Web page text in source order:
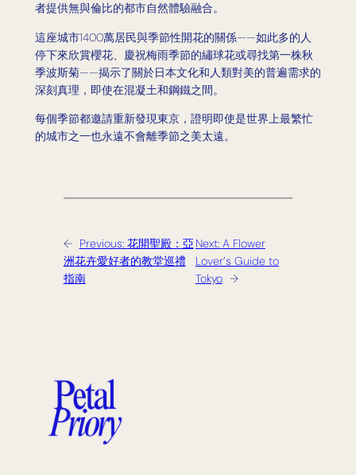
者提供無與倫比的都市自然體驗融合。
這座城市1400萬居民與季節性開花的關係——如此多的人
停下來欣賞櫻花、慶祝梅雨季節的繡球花或尋找第一株秋
季波斯菊——揭示了關於日本文化和人類對美的普遍需求的
深刻真理，即使在混凝土和鋼鐵之間。
每個季節都邀請重新發現東京，證明即使是世界上最繁忙
的城市之一也永遠不會離季節之美太遠。
← Previous: 花開聖殿：亞
洲花卉愛好者的教堂巡禮
指南
Next: A Flower
Lover’s Guide to
Tokyo →